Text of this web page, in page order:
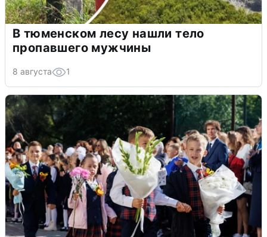
В тюменском лесу нашли тело
пропавшего мужчины
8 августа 1